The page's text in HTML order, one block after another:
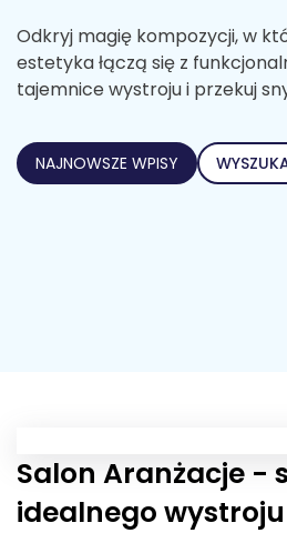
Odkryj magię kompozycji, w
estetyka łączą się z
tajemnice wystroju i przekuj
NAJNOWSZE WPISY
Salon Aranżacje -
idealnego wystroju